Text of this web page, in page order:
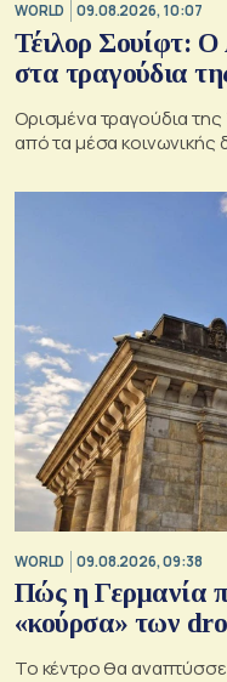
WORLD 09.08.2026, 10:07
Τέιλορ Σουίφτ: Ο
στα τραγούδια
Ορισμένα τραγούδια
από τα μέσα κοινωνικής
WORLD 09.08.2026, 09:38
Πώς η Γερμανία
«κούρσα» των
Το κέντρο θα